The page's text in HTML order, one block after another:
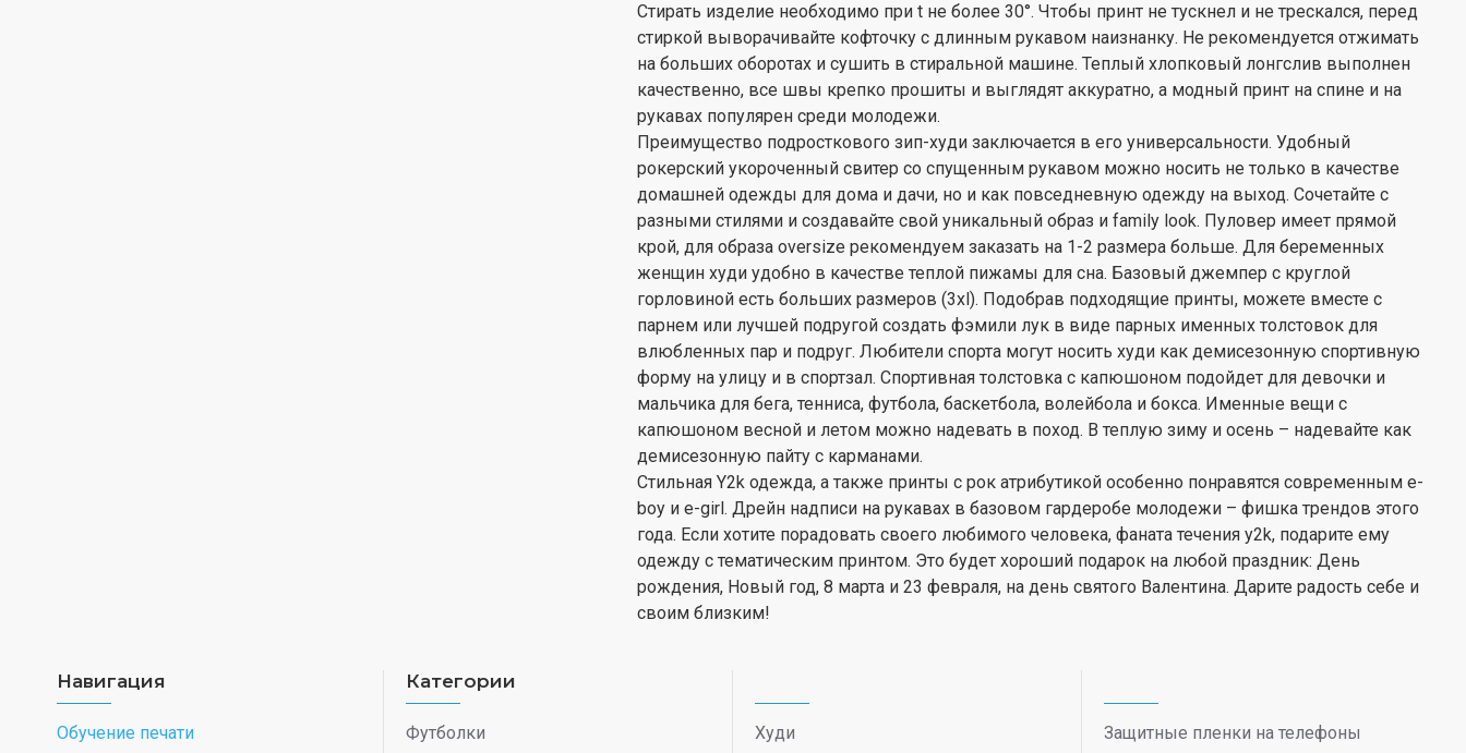
Стирать изделие необходимо при t не более 30°. Чтобы принт не тускнел и не трескался, перед
стиркой выворачивайте кофточку с длинным рукавом наизнанку. Не рекомендуется отжимать
на больших оборотах и сушить в стиральной машине. Теплый хлопковый лонгслив выполнен
качественно, все швы крепко прошиты и выглядят аккуратно, а модный принт на спине и на
рукавах популярен среди молодежи.
Преимущество подросткового зип-худи заключается в его универсальности. Удобный
рокерский укороченный свитер со спущенным рукавом можно носить не только в качестве
домашней одежды для дома и дачи, но и как повседневную одежду на выход. Сочетайте с
разными стилями и создавайте свой уникальный образ и family look. Пуловер имеет прямой
крой, для образа oversize рекомендуем заказать на 1-2 размера больше. Для беременных
женщин худи удобно в качестве теплой пижамы для сна. Базовый джемпер с круглой
горловиной есть больших размеров (3xl). Подобрав подходящие принты, можете вместе с
парнем или лучшей подругой создать фэмили лук в виде парных именных толстовок для
влюбленных пар и подруг. Любители спорта могут носить худи как демисезонную спортивную
форму на улицу и в спортзал. Спортивная толстовка с капюшоном подойдет для девочки и
мальчика для бега, тенниса, футбола, баскетбола, волейбола и бокса. Именные вещи с
капюшоном весной и летом можно надевать в поход. В теплую зиму и осень – надевайте как
демисезонную пайту с карманами.
Стильная Y2k одежда, а также принты с рок атрибутикой особенно понравятся современным e-
boy и e-girl. Дрейн надписи на рукавах в базовом гардеробе молодежи – фишка трендов этого
года. Если хотите порадовать своего любимого человека, фаната течения y2k, подарите ему
одежду с тематическим принтом. Это будет хороший подарок на любой праздник: День
рождения, Новый год, 8 марта и 23 февраля, на день святого Валентина. Дарите радость себе и
своим близким!
Навигация
Обучение печати
Категории
Футболки Худи Защитные пленки на телефоны